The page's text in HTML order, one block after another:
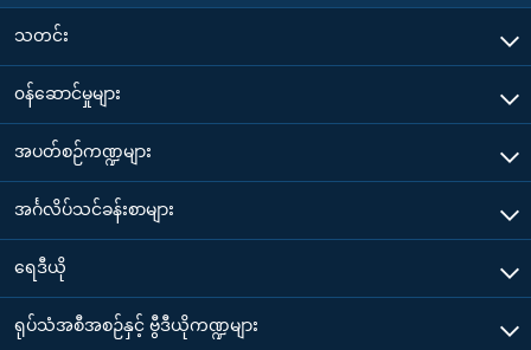
သတင်း
၀န်ဆောင်မှုများ
အပတ်စဉ်ကဏ္ဍများ
အင်္ဂလိပ်သင်ခန်းစာများ
ရေဒီယို
ရုပ်သံအစီအစဉ်နှင့် ဗွီဒီယိုကဏ္ဍများ